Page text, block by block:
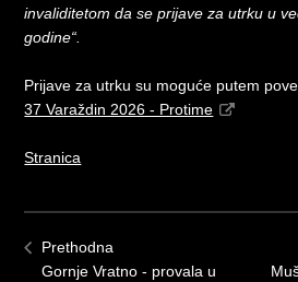
invaliditetom da se prijave za utrku u
godine“.
Prijave za utrku su moguće putem
37 Varaždin 2026 - Protime
Stranica
Prethodna
Gornje Vratno - provala u